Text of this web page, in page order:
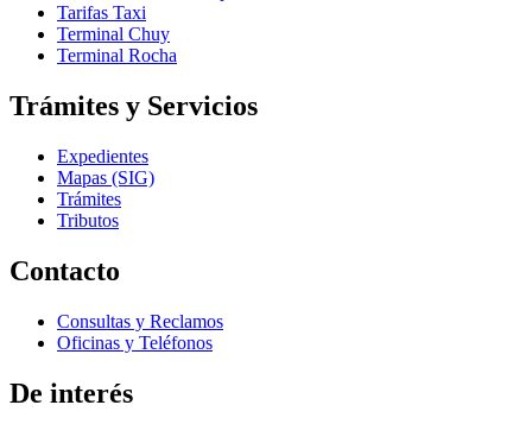
Tarifas Taxi
Terminal Chuy
Terminal Rocha
Trámites y Servicios
Expedientes
Mapas (SIG)
Trámites
Tributos
Contacto
Consultas y Reclamos
Oficinas y Teléfonos
De interés